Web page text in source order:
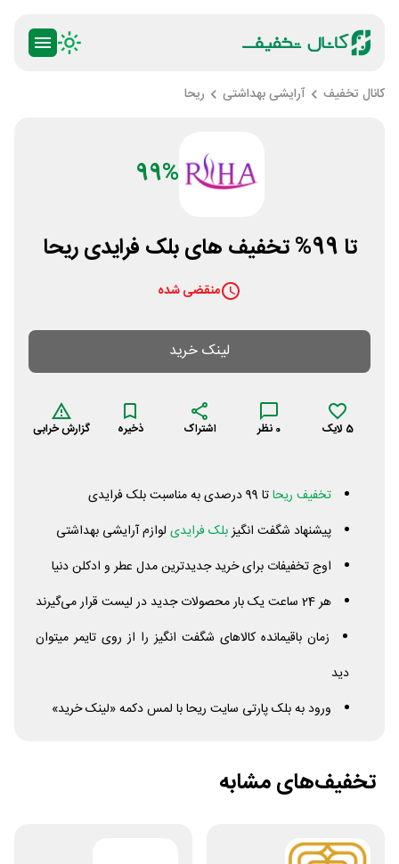
کانال تخفیف آرایشی بهداشتی ریحا
99%
تا 99% تخفیف های بلک فرایدی ریحا
منقضی شده
لینک خرید
5 لایک 0 نظر اشتراک ذخیره گزارش خرابی
تخفیف ریحاتا 99 درصدی به مناسبت بلک فرایدی
پیشنهاد شگفت انگیزبلک فرایدی لوازم آرایشی بهداشتی
اوج تخفیفات برای خرید جدیدترین مدل عطر و ادکلن دنیا
هر 24 ساعت یک بار محصولات جدید در لیست قرار می‌گیرند
زمان باقیمانده کالاهای شگفت انگیز را از روی تایمر میتوان
دید
ورود به بلک پارتی سایت ریحا با لمس دکمه «لینک خرید»
تخفیف‌های مشابه